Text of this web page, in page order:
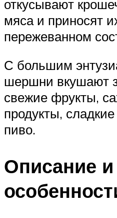
откусывают
мяса и приносят
пережеванном
С большим
шершни вкушают
свежие фрукты,
продукты,
пиво.
Описание и